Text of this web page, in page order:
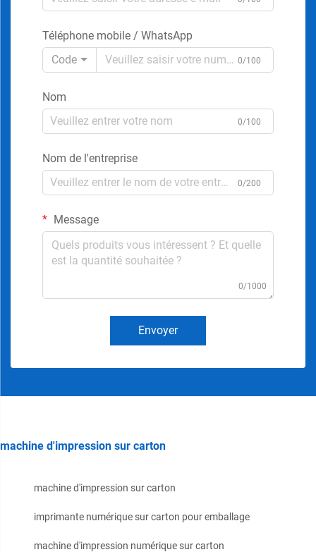
Téléphone mobile / WhatsApp
Code
0/100
Nom
0/100
Nom de l'entreprise
0/200
Message
0/1000
Envoyer
machine d'impression sur carton
machine d'impression sur carton
imprimante numérique sur carton pour emballage
machine d'impression numérique sur carton